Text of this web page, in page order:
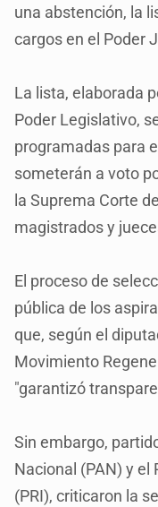
una abstención, la
cargos en el Poder
La lista, elaborada
Poder Legislativo,
programadas para
someterán a voto
la Suprema Corte
magistrados y
El proceso de
pública de los
que, según el
Movimiento
"garantizó
Sin embargo,
Nacional (PAN) y el
(PRI), criticaron la